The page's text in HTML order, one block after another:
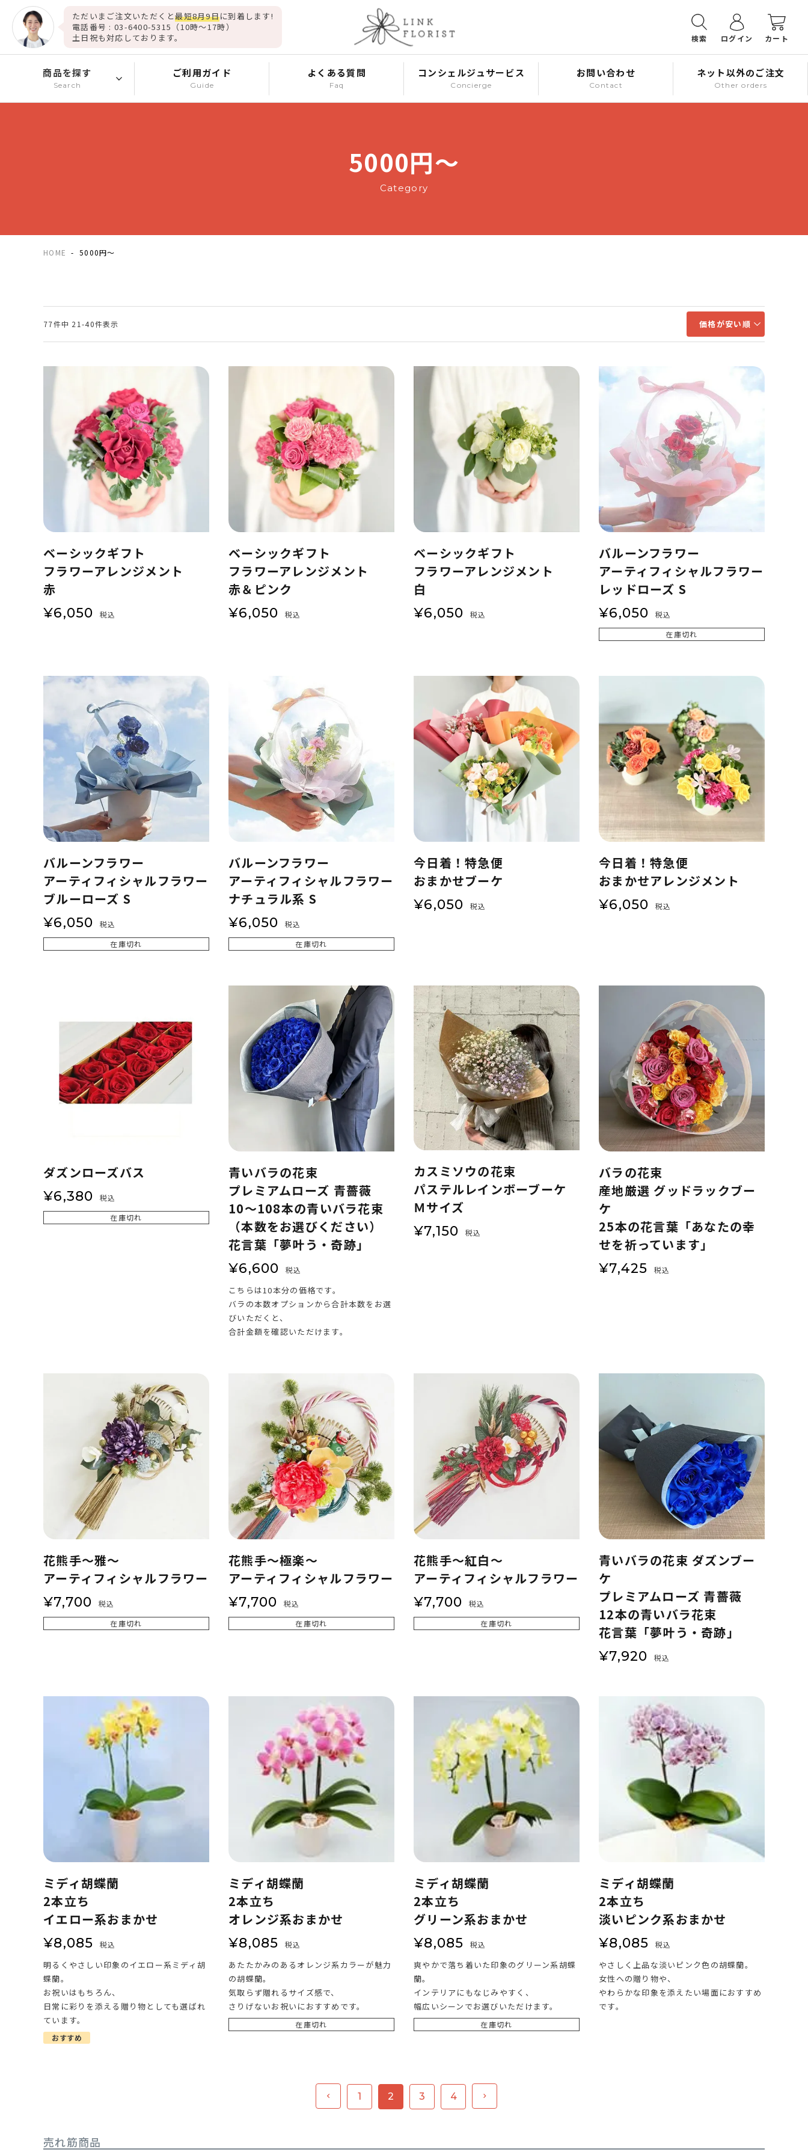
検索 ログイン カート
ただいまご注文いただくと最短8月9日に到着します!
電話番号 : 03-6400-5315（10時～17時）
土日祝も対応しております。
商品を探す
Search
ご利用ガイド
Guide
よくある質問
Faq
コンシェルジュサービス
Concierge
お問い合わせ
Contact
ネット以外のご注文
Other orders
5000円～
Category
HOME 5000円～
価格が安い順
77件中 21 -40件表示
ベーシックギフト
フラワーアレンジメント
赤
¥6,050 税込
ベーシックギフト
フラワーアレンジメント
赤＆ピンク
¥6,050 税込
ベーシックギフト
フラワーアレンジメント
白
¥6,050 税込
バルーンフラワー
アーティフィシャルフラワー
レッドローズ S
¥6,050
税込
在庫切れ
バルーンフラワー
アーティフィシャルフラワー
ブルーローズ S
¥6,050
税込
在庫切れ
バルーンフラワー
アーティフィシャルフラワー
ナチュラル系 S
¥6,050
税込
在庫切れ
今日着！特急便
おまかせブーケ
¥6,050 税込
今日着！特急便
おまかせアレンジメント
¥6,050 税込
ダズンローズバス
¥6,380
税込
在庫切れ
青いバラの花束
プレミアムローズ 青薔薇
10～108本の青いバラ花束
（本数をお選びください）
花言葉「夢叶う・奇跡」
¥6,600 税込
こちらは10本分の価格です。
バラの本数オプションから合計本数をお選
びいただくと、
合計金額を確認いただけます。
カスミソウの花束
パステルレインボーブーケ
Ｍサイズ
¥7,150 税込
バラの花束
産地厳選 グッドラックブー
ケ
25本の花言葉「あなたの幸
せを祈っています」
¥7,425 税込
花熊手～雅～
アーティフィシャルフラワー
¥7,700
税込
在庫切れ
花熊手～極楽～
アーティフィシャルフラワー
¥7,700
税込
在庫切れ
花熊手～紅白～
アーティフィシャルフラワー
¥7,700
税込
在庫切れ
青いバラの花束 ダズンブー
ケ
プレミアムローズ 青薔薇
12本の青いバラ花束
花言葉「夢叶う・奇跡」
¥7,920 税込
ミディ胡蝶蘭
2本立ち
イエロー系おまかせ
¥8,085 税込
明るくやさしい印象のイエロー系ミディ胡
蝶蘭。
お祝いはもちろん、
日常に彩りを添える贈り物としても選ばれ
ています。
おすすめ
ミディ胡蝶蘭
2本立ち
オレンジ系おまかせ
¥8,085 税込
あたたかみのあるオレンジ系カラーが魅力
の胡蝶蘭。
気取らず贈れるサイズ感で、
さりげないお祝いにおすすめです。
在庫切れ
ミディ胡蝶蘭
2本立ち
グリーン系おまかせ
¥8,085 税込
爽やかで落ち着いた印象のグリーン系胡蝶
蘭。
インテリアにもなじみやすく、
幅広いシーンでお選びいただけます。
在庫切れ
ミディ胡蝶蘭
2本立ち
淡いピンク系おまかせ
¥8,085 税込
やさしく上品な淡いピンク色の胡蝶蘭。
女性への贈り物や、
やわらかな印象を添えたい場面におすすめ
です。
1 2 3 4
売れ筋商品